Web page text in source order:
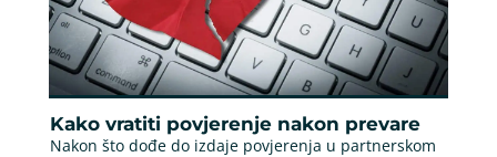
Kako vratiti povjerenje nakon prevare
Nakon što dođe do izdaje povjerenja u partnerskom